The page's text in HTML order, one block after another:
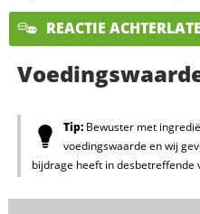
REACTIE
Tip:Bewuster met
voedingswaarde en wij
bijdrage heeft in desbetreffende